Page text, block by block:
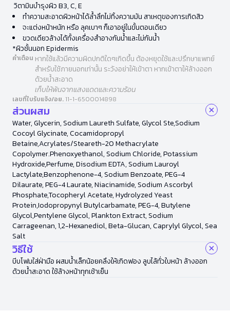
วิตามินบำรุงผิว B3, C, E
ทำความสะอาดผิวหน้าได้ล้ำลึกไม่ทิ้งความมัน สาเหตุของการเกิดสิว
จะแต่งหน้าหนัก หรือ ลุคเบาๆ ก็เอาอยู่ในขั้นตอนเดียว
ขวดเดียวล้างได้ทั้งเครื่องสำอางกันน้ำและไม่กันน้ำ
*ผิวชั้นนอก Epidermis
คำเตือน หากใช้แล้วมีความผิดปกติใดๆเกิดขึ้น ต้องหยุดใช้และปรึกษาแพทย์
สำหรับใช้ภายนอกเท่านั้น ระวังอย่าให้เข้าตา หากเข้าตาให้ล้างออก
ด้วยน้ำสะอาด
เก็บให้พ้นจากแสงแดดและความร้อน
เลขที่ใบรับแจ้ง/อย. 11-1-6500014898
ส่วนผสม
Water, Glycerin, Sodium Laureth Sulfate, Glycol Ste,Sodium
Cocoyl Glycinate, Cocamidopropyl
Betaine,Acrylates/Steareth-20 Methacrylate
Copolymer.Phenoxyethanol, Sodium Chloride, Potassium
Hydroxide,Perfume, Disodium EDTA, Sodium Lauroyl
Lactylate,Benzophenone-4, Sodium Benzoate, PEG-4
Dilaurate, PEG-4 Laurate, Niacinamide, Sodium Ascorbyl
Phosphate,Tocopheryl Acetate, Hydrolyzed Yeast
Protein,Iodopropynyl Butylcarbamate, PEG-4, Butylene
Glycol,Pentylene Glycol, Plankton Extract, Sodium
Carrageenan, 1,2-Hexanediol, Beta-Glucan, Caprylyl Glycol, Sea
Salt
วิธีใช้
บีบโฟมใส่ฝ่ามือ ผสมน้ำเล็กน้อยคลึงให้เกิดฟอง ลูบไล้ทั่วใบหน้า ล้างออก
ด้วยน้ำสะอาด ใช้ล้างหน้าทุกเช้าเย็น